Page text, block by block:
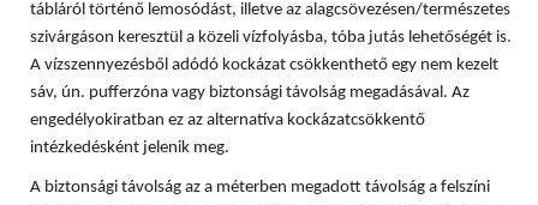
tábláról történő lemosódást, illetve az alagcsövezésen/természetes
szivárgáson keresztül a közeli vízfolyásba, tóba jutás lehetőségét is.
A vízszennyezésből adódó kockázat csökkenthető egy nem kezelt
sáv, ún. pufferzóna vagy biztonsági távolság megadásával. Az
engedélyokiratban ez az alternatíva kockázatcsökkentő
intézkedésként jelenik meg.
A biztonsági távolság az a méterben megadott távolság a felszíni